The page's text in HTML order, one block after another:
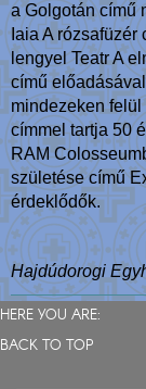
a Golgotán című
Iaia A rózsafüzér
lengyel Teatr A
című
mindezeken
címmel tartja 50
RAM
születése című
érdeklődők.
Hajdúdorogi
HERE YOU ARE:
BACK TO TOP